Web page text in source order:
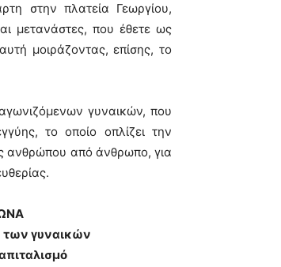
στην πλατεία Γεωργίου,
μετανάστες, που έθετε ως
μοιράζοντας, επίσης, το
γυναικών, που
το οποίο οπλίζει την
ανθρώπου από άνθρωπο, για
των γυναικών